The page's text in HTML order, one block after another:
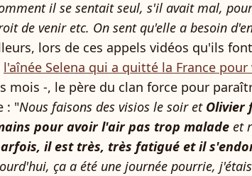
il se sentait seul, s'il avait mal,
de venir etc. On sent qu'elle a besoin
lors de ces appels vidéos qu'ils
l'aînée Selena qui a quitté la France pour
mois -, le père du clan force pour
: "Nous faisons des visios le soir et Olivier
pour avoir l'air pas trop malade et
il est très, très fatigué et il
ça a été une journée pourrie,